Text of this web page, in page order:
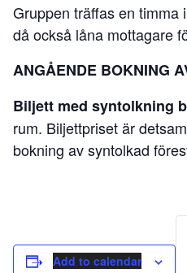
Gruppen träffas en timma
då också låna mottagare
ANGÅENDE BOKNING
Biljett med syntolkning
rum. Biljettpriset är
bokning av syntolkad
Add to calendar